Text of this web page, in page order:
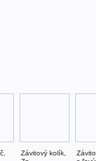
Závitový kolík,